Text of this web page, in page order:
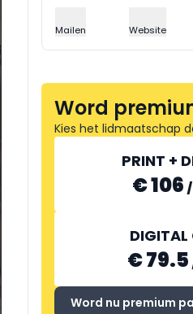
Mailen Website
Word
Kies het lidmaatschap
PRINT +
€ 106 /
DIGITAL
€ 79.5
Word nu premium